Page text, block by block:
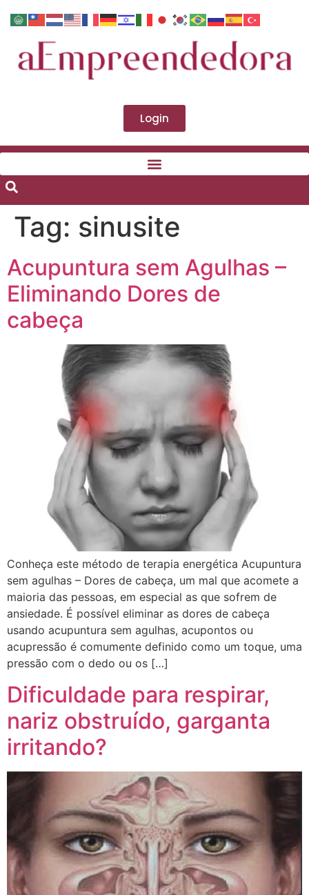
Login
Tag: sinusite
Acupuntura sem Agulhas –
Eliminando Dores de
cabeça
Conheça este método de terapia energética Acupuntura
sem agulhas – Dores de cabeça, um mal que acomete a
maioria das pessoas, em especial as que sofrem de
ansiedade. É possível eliminar as dores de cabeça
usando acupuntura sem agulhas, acupontos ou
acupressão é comumente definido como um toque, uma
pressão com o dedo ou os […]
Dificuldade para respirar,
nariz obstruído, garganta
irritando?